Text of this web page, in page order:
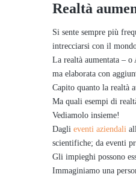
Realtà
Si sente sempre più
intrecciarsi con il
La realtà aumentata –
ma elaborata con
Capito quanto la realtà
Ma quali esempi di
Vediamolo insieme!
Dagli eventi aziendali
scientifiche; da eventi
Gli impieghi possono
Immaginiamo una